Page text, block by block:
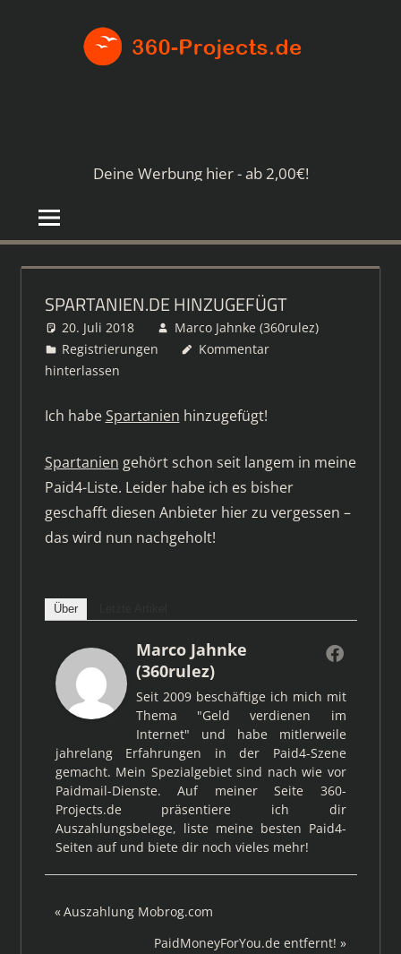
Deine Werbung hier - ab 2,00€!
SPARTANIEN.DE HINZUGEFÜGT
20. Juli 2018
Marco Jahnke (360rulez)
Registrierungen
Kommentar
hinterlassen
Ich habeSpartanien hinzugefügt!
Spartanien gehört schon seit langem in meine
Paid4-Liste. Leider habe ich es bisher
geschafft diesen Anbieter hier zu vergessen –
das wird nun nachgeholt!
Über
Marco Jahnke
(360rulez)
Seit 2009 beschäftige ich mich mit
Thema "Geld verdienen im
Internet" und habe mitlerweile
jahrelang Erfahrungen in der Paid4-Szene
gemacht. Mein Spezialgebiet sind nach wie vor
Paidmail-Dienste. Auf meiner Seite 360-
Projects.de präsentiere ich dir
Auszahlungsbelege, liste meine besten Paid4-
Seiten auf und biete dir noch vieles mehr!
Beitragsnavigation
Vorheriger
Auszahlung Mobrog.com
Nächster
PaidMoneyForYou.de entfernt!